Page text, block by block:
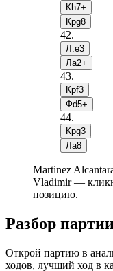
Кh7+
Крg8
42.
Л:e3
Лa2+
43.
Крf3
Фd5+
44.
Крg3
Лa8
Martinez
Vladimir —
позицию.
Разбор
Открой партию в
ходов, лучший ход в